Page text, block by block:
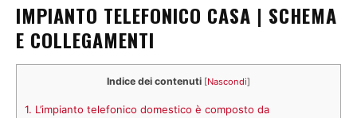
IMPIANTO TELEFONICO CASA | SCHEMA
E COLLEGAMENTI
Indice dei contenuti [Nascondi]
1. L’impianto telefonico domestico è composto da